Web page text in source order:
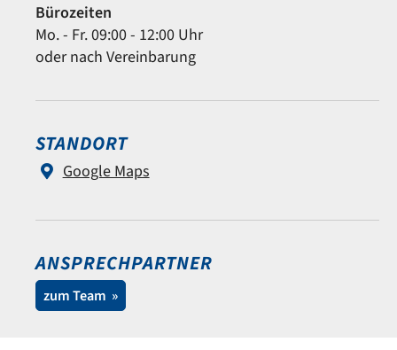
Bürozeiten
Mo. - Fr. 09:00 - 12:00 Uhr
oder nach Vereinbarung
STANDORT
Google Maps
ANSPRECH­PARTNER
zum Team »